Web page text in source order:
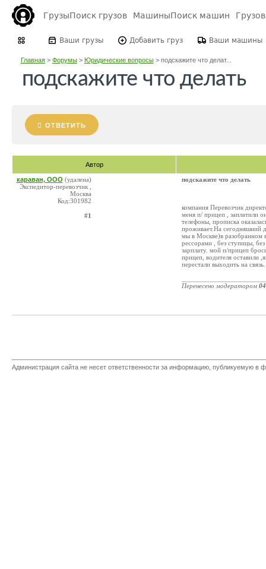
ГрузыПоиск грузов МашиныПоиск машин
Ваши грузы Добавить груз Ваши машины
Главная> Форумы> Юридические вопросы> подскажите что делат...
подскажите что делать
ОТВЕТИТЬ
Автор
караван, ООО (удалена)
Экспедитор-перевозчик ,
Москва
Код:301982
#1
подскажите что делать
компания Перевозчик
меня п/ прицеп , заплатили
телефоны, прописка
проживает.На сегодняшний
мы в Москве)в разобранном
рессорами , без ступицы,
зарплату. мой п/прицеп
прицеп, водителя оставили
перестали выходить на
Перенесено модератором
Администрация сайта не несет ответственности за информацию, публикуемую